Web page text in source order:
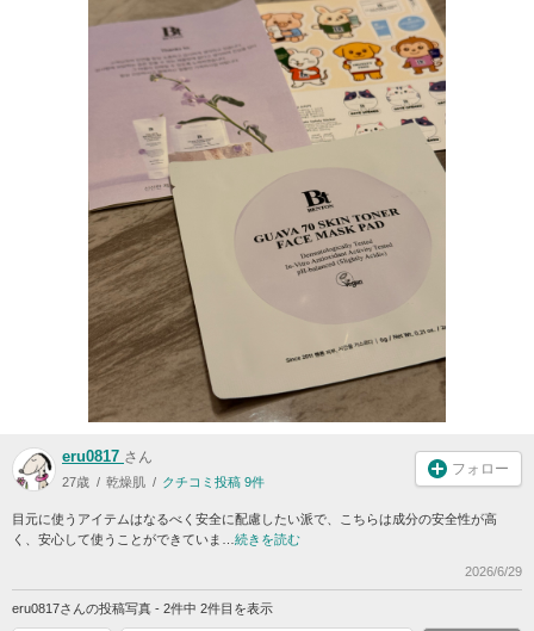
eru0817 さん
27歳 乾燥肌 クチコミ投稿 9件
フォロー
目元に使うアイテムはなるべく安全に配慮したい派で、こちらは成分の安全性が高
く、安心して使うことができていま… 続きを読む
2026/6/29
eru0817さんの投稿写真 - 2件中 2件目を表示